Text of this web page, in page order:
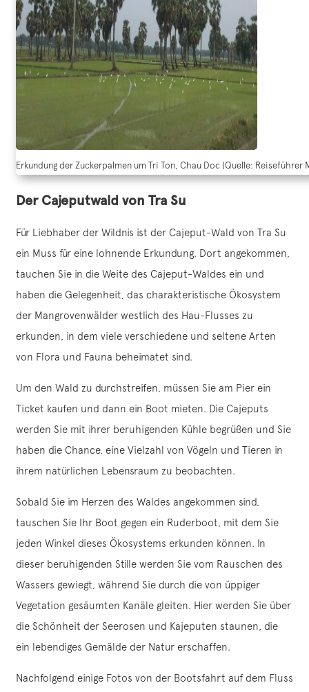
Erkundung der Zuckerpalmen um Tri Ton, Chau Doc (Quelle: Reiseführer
Der Cajeputwald von Tra Su
Für Liebhaber der Wildnis ist der Cajeput-Wald von Tra Su
ein Muss für eine lohnende Erkundung. Dort angekommen,
tauchen Sie in die Weite des Cajeput-Waldes ein und
haben die Gelegenheit, das charakteristische Ökosystem
der Mangrovenwälder westlich des Hau-Flusses zu
erkunden, in dem viele verschiedene und seltene Arten
von Flora und Fauna beheimatet sind.
Um den Wald zu durchstreifen, müssen Sie am Pier ein
Ticket kaufen und dann ein Boot mieten. Die Cajeputs
werden Sie mit ihrer beruhigenden Kühle begrüßen und Sie
haben die Chance, eine Vielzahl von Vögeln und Tieren in
ihrem natürlichen Lebensraum zu beobachten.
Sobald Sie im Herzen des Waldes angekommen sind,
tauschen Sie Ihr Boot gegen ein Ruderboot, mit dem Sie
jeden Winkel dieses Ökosystems erkunden können. In
dieser beruhigenden Stille werden Sie vom Rauschen des
Wassers gewiegt, während Sie durch die von üppiger
Vegetation gesäumten Kanäle gleiten. Hier werden Sie über
die Schönheit der Seerosen und Kajeputen staunen, die
ein lebendiges Gemälde der Natur erschaffen.
Nachfolgend einige Fotos von der Bootsfahrt auf dem Fluss